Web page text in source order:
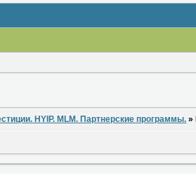
HYIP. MLM. Партнерские программы. »